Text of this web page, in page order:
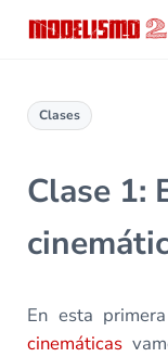
Clases
Clase 1:
En esta
cinemáticas